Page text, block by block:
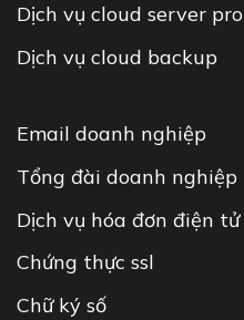
Dịch vụ cloud server pro
Dịch vụ cloud backup
Email doanh nghiệp
Tổng đài doanh nghiệp
Dịch vụ hóa đơn điện tử
Chứng thực ssl
Chữ ký số